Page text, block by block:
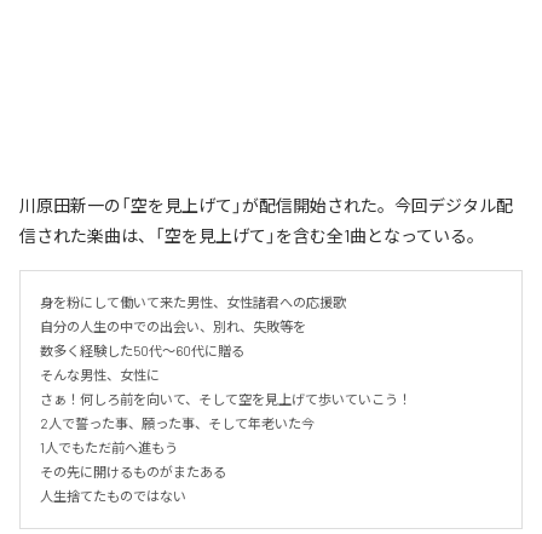
川原田新一の「空を見上げて」が配信開始された。今回デジタル配
信された楽曲は、「空を見上げて」を含む全1曲となっている。
身を粉にして働いて来た男性、女性諸君への応援歌
自分の人生の中での出会い、別れ、失敗等を
数多く経験した50代〜60代に贈る
そんな男性、女性に
さぁ！何しろ前を向いて、そして空を見上げて歩いていこう！
2人で誓った事、願った事、そして年老いた今
1人でもただ前へ進もう
その先に開けるものがまたある
人生捨てたものではない